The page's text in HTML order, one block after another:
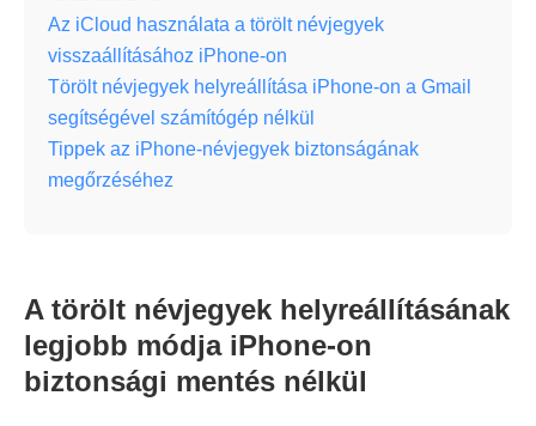
Az iCloud használata a törölt névjegyek
visszaállításához iPhone-on
Törölt névjegyek helyreállítása iPhone-on a Gmail
segítségével számítógép nélkül
Tippek az iPhone-névjegyek biztonságának
megőrzéséhez
A törölt névjegyek helyreállításának
legjobb módja iPhone-on
biztonsági mentés nélkül